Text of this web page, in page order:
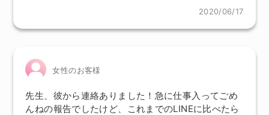
2020/06/17
女性のお客様
先生、彼から連絡ありました！急に仕事入ってごめ
んねの報告でしたけど、これまでのLINEに比べたら